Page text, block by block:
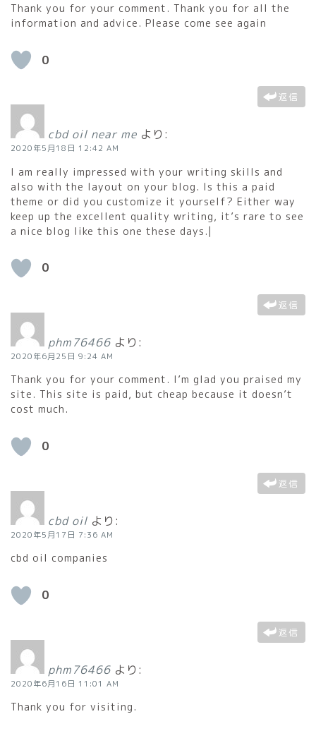
Thank you for your comment. Thank you for all the
information and advice. Please come see again
0
返信
cbd oil near me より:
2020年5月18日 12:42 AM
I am really impressed with your writing skills and
also with the layout on your blog. Is this a paid
theme or did you customize it yourself? Either way
keep up the excellent quality writing, it’s rare to see
a nice blog like this one these days.|
0
返信
phm76466 より:
2020年6月25日 9:24 AM
Thank you for your comment. I’m glad you praised my
site. This site is paid, but cheap because it doesn’t
cost much.
0
返信
cbd oil より:
2020年5月17日 7:36 AM
cbd oil companies
0
返信
phm76466 より:
2020年6月16日 11:01 AM
Thank you for visiting.